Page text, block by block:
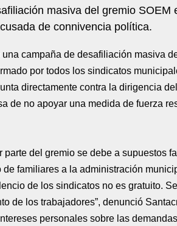
masiva del gremio SOEM
de connivencia política.
campaña de desafiliación masiva
por todos los sindicatos
directamente contra la dirigencia
de no apoyar una medida de fuerza
del gremio se debe a supuestos
familiares a la administración
de los sindicatos no es gratuito.
de los trabajadores”, denunció
personales sobre las